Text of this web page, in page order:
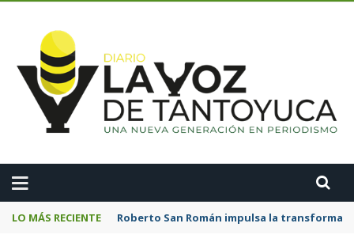
LO MÁS RECIENTE Roberto San Román impulsa la